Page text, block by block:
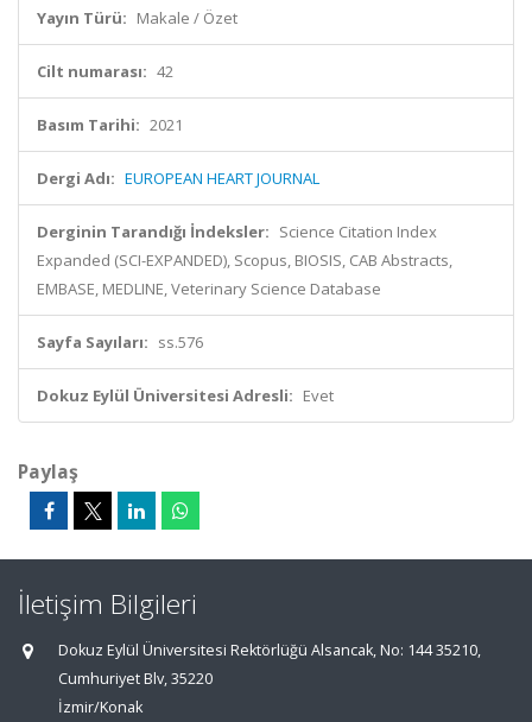
Yayın Türü: Makale / Özet
Cilt numarası: 42
Basım Tarihi: 2021
Dergi Adı: EUROPEAN HEART JOURNAL
Derginin Tarandığı İndeksler: Science Citation Index
Expanded (SCI-EXPANDED), Scopus, BIOSIS, CAB Abstracts,
EMBASE, MEDLINE, Veterinary Science Database
Sayfa Sayıları: ss.576
Dokuz Eylül Üniversitesi Adresli: Evet
Paylaş
İletişim Bilgileri
Dokuz Eylül Üniversitesi Rektörlüğü Alsancak, No: 144 35210,
Cumhuriyet Blv, 35220
İzmir/Konak